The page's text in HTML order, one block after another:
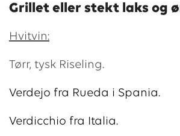
Grillet eller stekt laks og
Hvitvin:
Tørr, tysk Riseling.
Verdejo fra Rueda i Spania.
Verdicchio fra Italia.